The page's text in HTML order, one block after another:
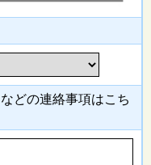
などの連絡事項はこち